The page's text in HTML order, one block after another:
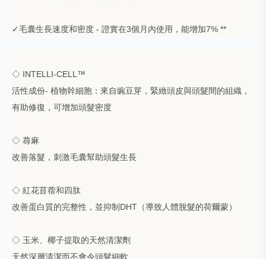
✓毛囊生長速度和密度 - 證實在3個月內使用，能增加7% **
◇ INTELLI-CELL™
活性成份- 植物幹細胞：來自豌豆芽，緊緻頭皮與頭髮間的組織，
有助修復，可增加頭髮密度
◇ 蕁麻
改善落髮，刺激毛囊幫助頭髮生長
◇ 紅花苜蓿和四肽
改善蛋白質的完整性，並抑制DHT（導致人體脫髮的荷爾蒙）
◇ 玉米、椰子提取的天然清潔劑
天然深層清潔而不會令頭髮細軟